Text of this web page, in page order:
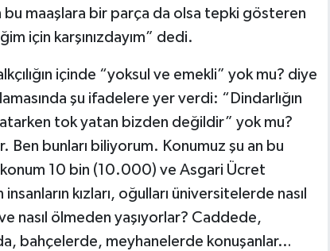
bu maaşlara bir parça da olsa tepki gösteren
için karşınızdayım” dedi.
içinde “yoksul ve emekli” yok mu? diye
şu ifadelere yer verdi: “Dindarlığın
tok yatan bizden değildir” yok mu?
Ben bunları biliyorum. Konumuz şu an bu
10 bin (10.000) ve Asgari Ücret
kızları, oğulları üniversitelerde nasıl
nasıl ölmeden yaşıyorlar? Caddede,
bahçelerde, meyhanelerde konuşanlar…